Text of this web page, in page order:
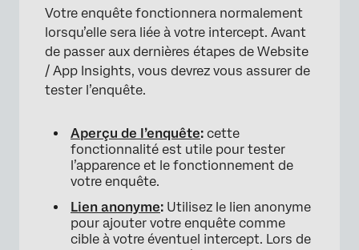
Votre enquête fonctionnera normalement
lorsqu’elle sera liée à votre intercept. Avant
de passer aux dernières étapes de Website
/ App Insights, vous devrez vous assurer de
tester l’enquête.
Aperçu de l’enquête: cette
fonctionnalité est utile pour tester
l’apparence et le fonctionnement de
votre enquête.
Lien anonyme: Utilisez le lien anonyme
pour ajouter votre enquête comme
cible à votre éventuel intercept. Lors de